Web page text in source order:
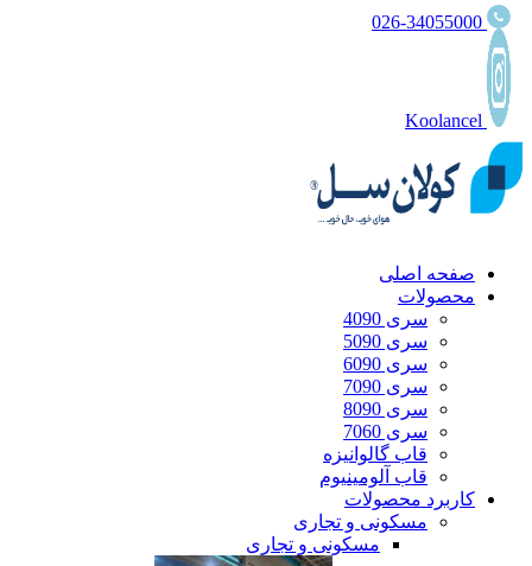
صفحه اصلی
محصولات
سری 4090
سری 5090
سری 6090
سری 7090
سری 8090
سری 7060
قاب گالوانیزه
قاب آلومینیوم
کاربرد محصولات
مسکونی و تجاری
مسکونی و تجاری